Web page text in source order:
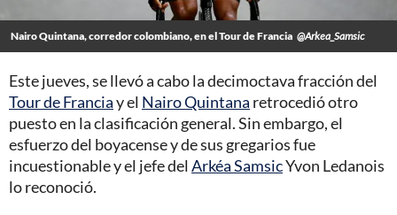
Nairo Quintana, corredor colombiano, en el Tour de Francia @Arkea_Samsic
Este jueves, se llevó a cabo la decimoctava fracción del
Tour de Franciay el Nairo Quintana retrocedió otro
puesto en la clasificación general. Sin embargo, el
esfuerzo del boyacense y de sus gregarios fue
incuestionable y el jefe del Arkéa SamsicYvon Ledanois
lo reconoció.